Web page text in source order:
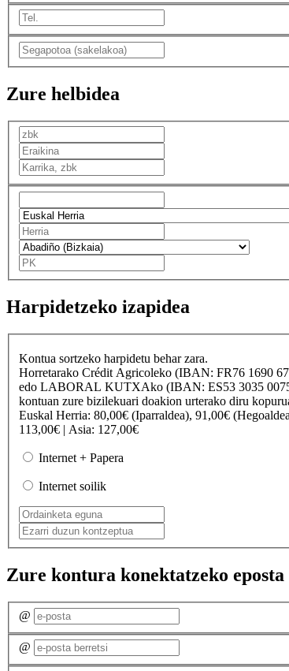
Zure helbidea
Harpidetzeko izapidea
Kontua sortzeko harpidetu behar zara.
Horretarako Crédit Agricoleko (IBAN: FR76 1690
edo LABORAL KUTXAko (IBAN: ES53 3035
kontuan zure bizilekuari doakion urterako diru
Euskal Herria: 80,00€ (Iparraldea), 91,00€
113,00€ | Asia: 127,00€
Internet + Papera
Internet soilik
Zure kontura konektatzeko eposta
@
@